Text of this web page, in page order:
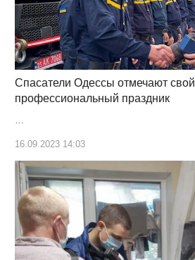
Спасатели Одессы отмечают свой
профессиональный праздник
…
16.09.2023 14:03